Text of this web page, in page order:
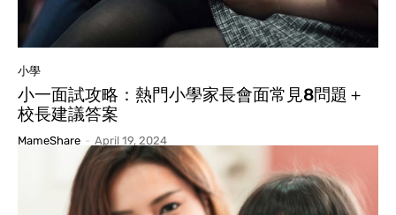
小學
小一面試攻略：熱門小學家長會面常見8問題＋
校長建議答案
MameShare - April 19, 2024